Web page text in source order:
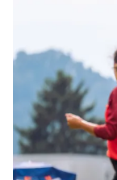
Zusammen mit
Frauen-
Faustball
im Gepäck nach